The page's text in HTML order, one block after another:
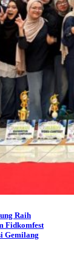
Raih
Fidkomfest
Gemilang